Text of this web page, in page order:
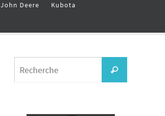
John Deere Kubota
Recherche